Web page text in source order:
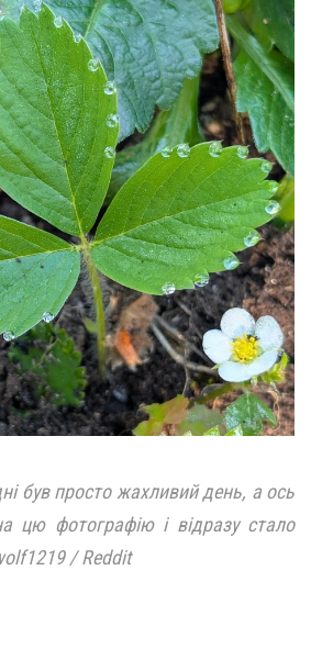
був просто жахливий день, а ось
цю фотографію і відразу стало
/ Reddit